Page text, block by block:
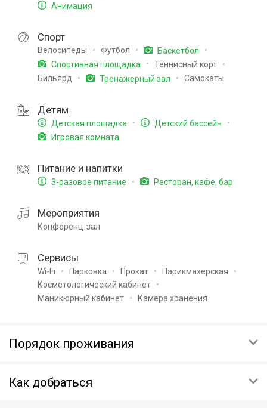
Анимация
Спорт
Велосипеды Футбол
Баскетбол
Спортивная площадка
Теннисный корт
Бильярд
Тренажерный зал Самокаты
Детям
Детская площадка
Детский бассейн
Игровая комната
Питание и напитки
3-разовое питание Ресторан, кафе, бар
Мероприятия
Конференц-зал
Сервисы
Wi-Fi Парковка Прокат
Парикмахерская
Косметологический кабинет
Маникюрный кабинет
Камера хранения
Порядок проживания
Условия отмены будут указаны при подтверждении
Как добраться